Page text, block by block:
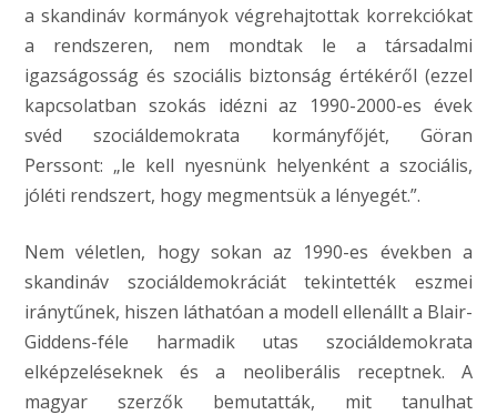
a skandináv kormányok végrehajtottak korrekciókat
a rendszeren, nem mondtak le a társadalmi
igazságosság és szociális biztonság értékéről (ezzel
kapcsolatban szokás idézni az 1990-2000-es évek
svéd szociáldemokrata kormányfőjét, Göran
Perssont: „le kell nyesnünk helyenként a szociális,
jóléti rendszert, hogy megmentsük a lényegét.”.
Nem véletlen, hogy sokan az 1990-es években a
skandináv szociáldemokráciát tekintették eszmei
iránytűnek, hiszen láthatóan a modell ellenállt a Blair-
Giddens-féle harmadik utas szociáldemokrata
elképzeléseknek és a neoliberális receptnek. A
magyar szerzők bemutatták, mit tanulhat